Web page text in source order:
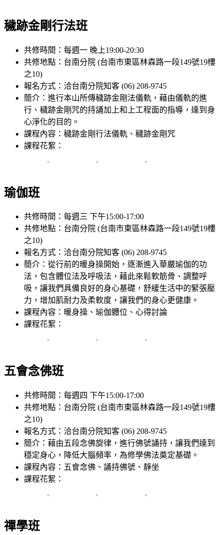
穢跡金剛行法班
共修時間：每週一 晚上19:00-20:30
共修地點：台南分院 (台南市東區林森路一段149號19樓
之10)
報名方式：洽台南分院知客 (06) 208-9745
簡介：進行本山所傳穢跡金剛法儀軌，藉由儀軌的進
行、穢跡金剛咒的持誦加上和上工程面的指導，達到身
心淨化的目的。
課程內容：穢跡金剛行法儀軌、穢跡金剛咒
課程花絮：
瑜伽班
共修時間：每週三 下午15:00-17:00
共修地點：台南分院 (台南市東區林森路一段149號19樓
之10)
報名方式：洽台南分院知客 (06) 208-9745
簡介：從行前的暖身操開始，逐漸進入華嚴瑜伽的功
法，包含體位法及呼吸法，藉此來鬆軟筋骨、調整呼
吸，讓我們具備良好的身心基礎，舒緩生活中的緊張壓
力，增加肌耐力及柔軟度，讓我們的身心更健康。
課程內容：暖身操、瑜伽體位、心得討論
課程花絮：
五會念佛班
共修時間：每週四 下午15:00-17:00
共修地點：台南分院 (台南市東區林森路一段149號19樓
之10)
報名方式：洽台南分院知客 (06) 208-9745
簡介：藉由五段念佛旋律，進行佛號誦持，讓我們達到
穩定身心，降低大腦頻率，為修學佛法奠定基礎。
課程內容：五會念佛、誦持佛號、靜坐
課程花絮：
禪學班